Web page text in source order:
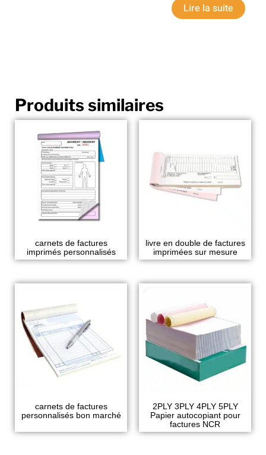
Lire la suite
Produits similaires
carnets de factures
imprimés personnalisés
livre en double de factures
imprimées sur mesure
carnets de factures
personnalisés bon marché
2PLY 3PLY 4PLY 5PLY
Papier autocopiant pour
factures NCR